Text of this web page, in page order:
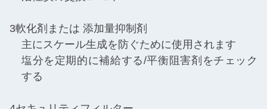
3軟化剤または 添加量抑制剤
主にスケール生成を防ぐために使用されます
塩分を定期的に補給する/平衡阻害剤をチェック
する